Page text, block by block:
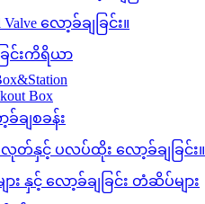
Valve လော့ခ်ချခြင်း။
ြင်းကိရိယာ
Box
ခ်ချစခန်း
တ်နှင့် ပလပ်ထိုး လော့ခ်ချခြင်း။
ား နှင့် လော့ခ်ချခြင်း တံဆိပ်များ